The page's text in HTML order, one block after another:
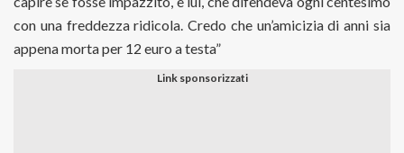
con una freddezza ridicola. Credo che un’amicizia di anni sia
appena morta per 12 euro a testa”